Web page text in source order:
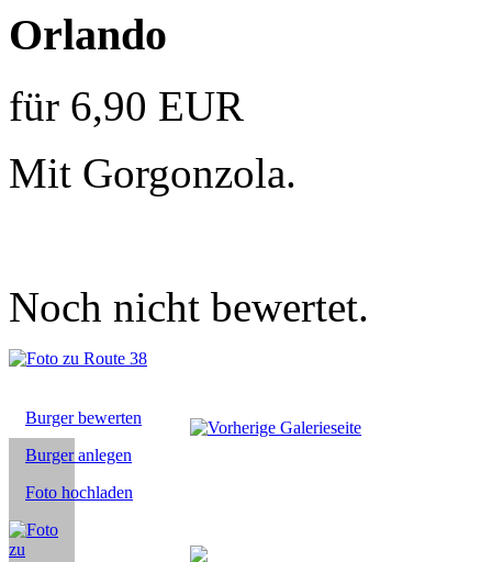
Orlando
für 6,90 EUR
Mit Gorgonzola.
Noch nicht bewertet.
Burger bewerten
Burger anlegen
Foto hochladen